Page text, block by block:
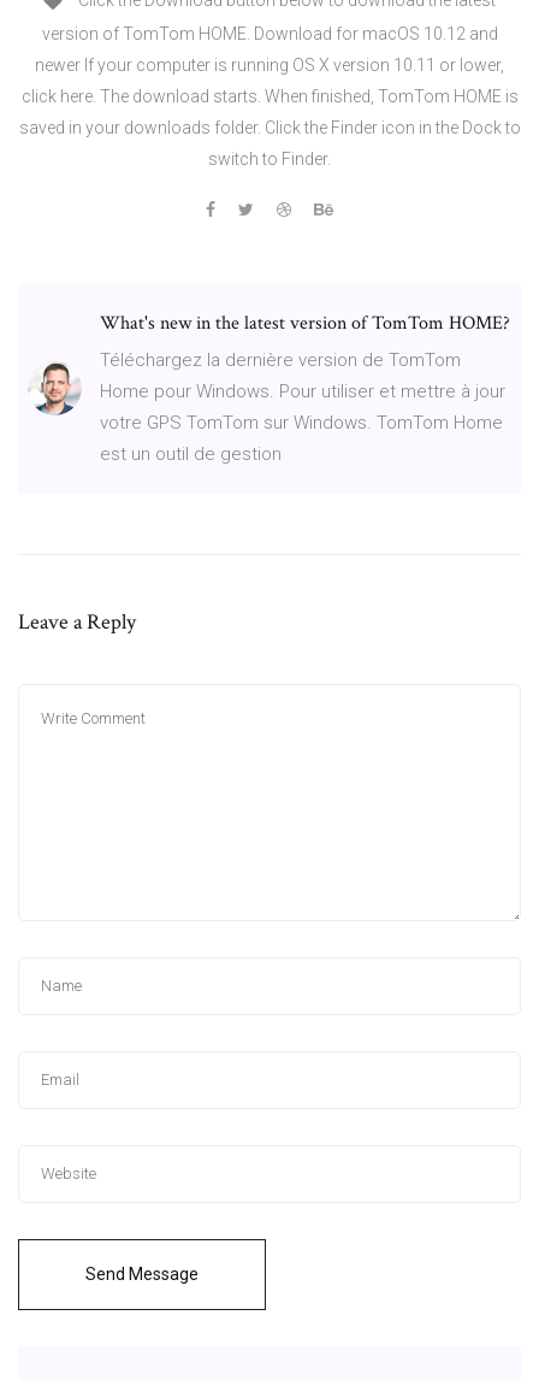
version of TomTom HOME. Download for macOS 10.12 and
newer If your computer is running OS X version 10.11 or lower,
click here. The download starts. When finished, TomTom HOME is
saved in your downloads folder. Click the Finder icon in the Dock to
switch to Finder.
What's new in the latest version of TomTom HOME?
Téléchargez la dernière version de TomTom
Home pour Windows. Pour utiliser et mettre à jour
votre GPS TomTom sur Windows. TomTom Home
est un outil de gestion
Leave a Reply
Send Message